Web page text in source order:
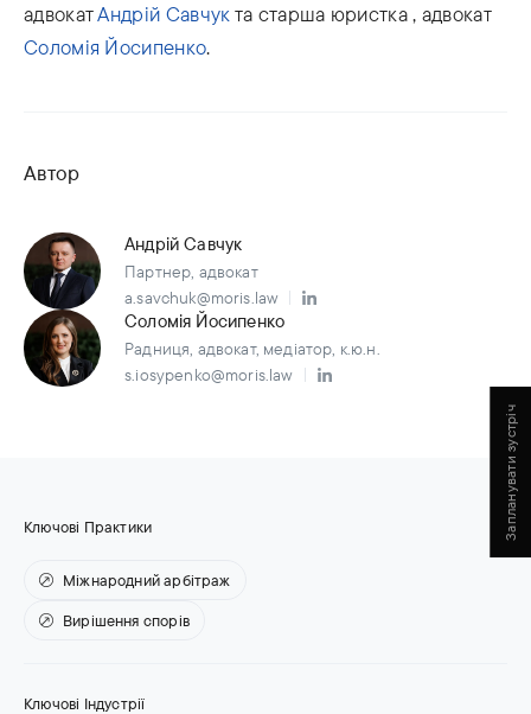
адвокатАндрій Савчук та старша юристка , адвокат
Соломія Йосипенко.
Автор
Андрій Савчук
Партнер, адвокат
a.savchuk@moris.law
Соломія Йосипенко
Радниця, адвокат, медіатор, к.ю.н.
s.iosypenko@moris.law
Ключові Практики
Міжнародний арбітраж
Вирішення спорів
Ключові Індустрії
Запланувати зустріч